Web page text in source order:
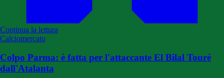
Continua la lettura
Calciomercato
Colpo Parma: è fatta per l'attaccante El Bilal Touré
dall'Atalanta